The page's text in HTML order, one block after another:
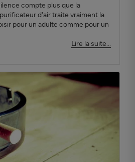
compte plus que la
d'air traite vraiment la
pour un adulte comme pour un
Lire la suite...